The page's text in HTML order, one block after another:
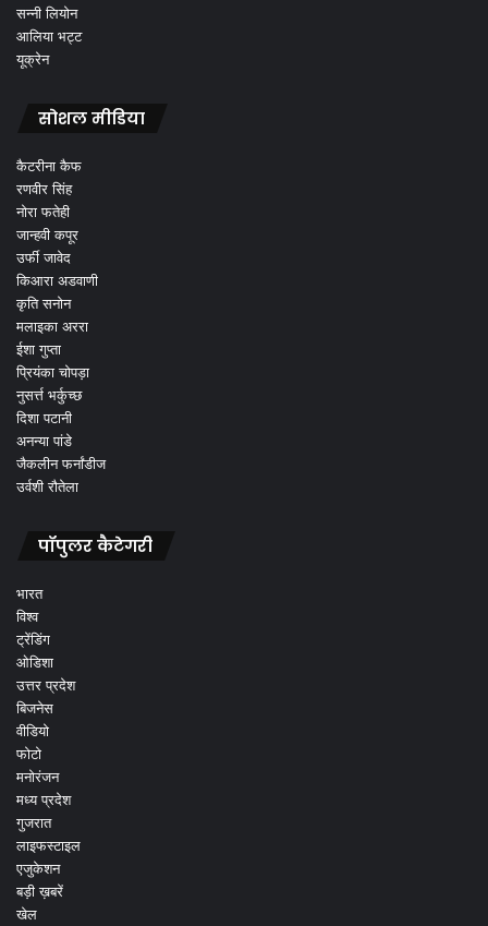
सन्नी लियोन
आलिया भट्ट
यूक्रेन
सोशल मीडिया
कैटरीना कैफ
रणवीर सिंह
नोरा फतेही
जान्हवी कपूर
उर्फी जावेद
किआरा अडवाणी
कृति सनोन
मलाइका अररा
ईशा गुप्ता
प्रियंका चोपड़ा
नुसर्त्त भर्कुच्छ
दिशा पटानी
अनन्या पांडे
जैकलीन फर्नांडीज
उर्वशी रौतेला
पॉपुलर कैटेगरी
भारत
विश्व
ट्रेंडिंग
ओडिशा
उत्तर प्रदेश
बिजनेस
वीडियो
फोटो
मनोरंजन
मध्य प्रदेश
गुजरात
लाइफस्टाइल
एजुकेशन
बड़ी ख़बरें
खेल